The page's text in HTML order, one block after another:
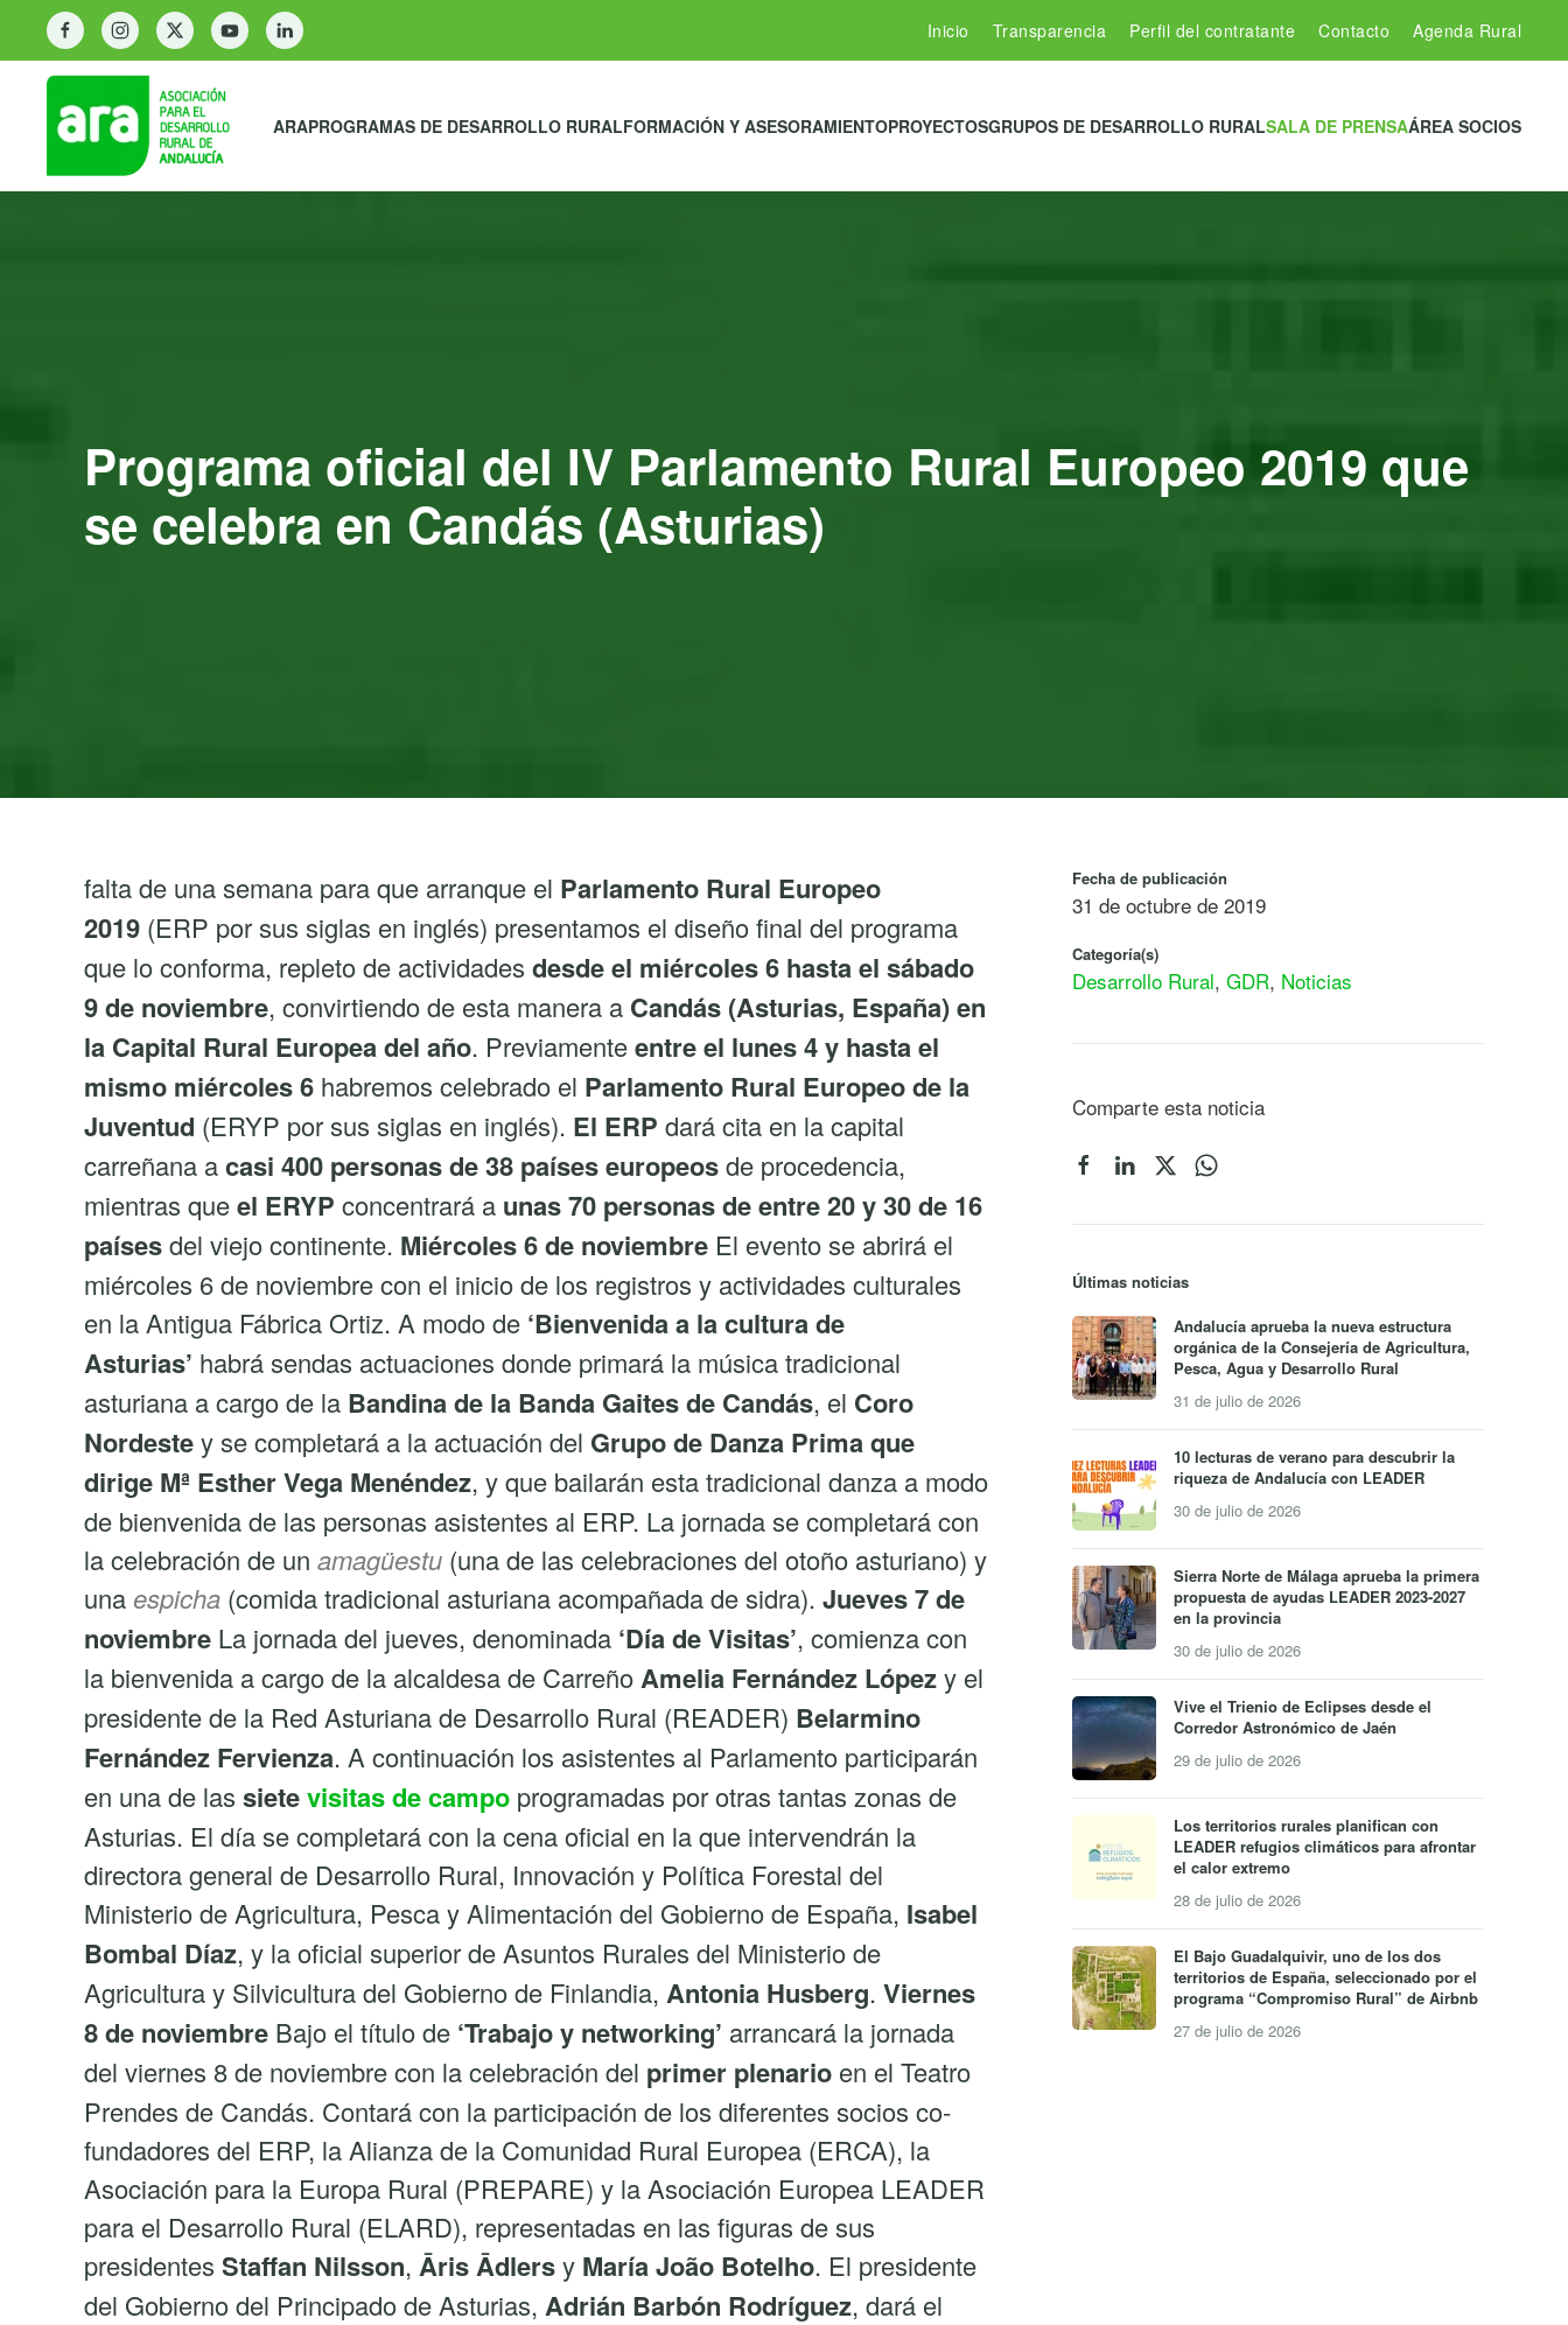
Inicio Transparencia Perfil del contratante Contacto Agenda Rural
ARAPROGRAMAS DE DESARROLLO RURALFORMACIÓN Y ASESORAMIENTOPROYECTOSGRUPOS DE DESARROLLO RURALSALA DE PRENSAÁREA SOCIOS
Programa oficial del IV Parlamento Rural Europeo 2019 que
se celebra en Candás (Asturias)
falta de una semana para que arranque el Parlamento Rural Europeo
2019 (ERP por sus siglas en inglés) presentamos el diseño final del programa
que lo conforma, repleto de actividades desde el miércoles 6 hasta el sábado
9 de noviembre, convirtiendo de esta manera a Candás (Asturias, España) en
la Capital Rural Europea del año. Previamenteentre el lunes 4 y hasta el
mismo miércoles 6 habremos celebrado el Parlamento Rural Europeo de la
Juventud (ERYP por sus siglas en inglés). El ERP dará cita en la capital
carreñana acasi 400 personas de 38 países europeosde procedencia,
mientras queel ERYP concentrará a unas 70 personas de entre 20 y 30 de 16
paísesdel viejo continente. Miércoles 6 de noviembre El evento se abrirá el
miércoles 6 de noviembre con el inicio de los registros y actividades culturales
en la Antigua Fábrica Ortiz. A modo de ‘Bienvenida a la cultura de
Asturias’ habrá sendas actuaciones donde primará la música tradicional
asturiana a cargo de la Bandina de la Banda Gaites de Candás, el Coro
Nordestey se completará a la actuación del Grupo de Danza Prima que
dirige Mª Esther Vega Menéndez, y que bailarán esta tradicional danza a modo
de bienvenida de las personas asistentes al ERP. La jornada se completará con
la celebración de un amagüestu (una de las celebraciones del otoño asturiano) y
unaespicha (comida tradicional asturiana acompañada de sidra). Jueves 7 de
noviembre La jornada del jueves, denominada ‘Día de Visitas’, comienza con
la bienvenida a cargo de la alcaldesa de CarreñoAmelia Fernández Lópezy el
presidente de la Red Asturiana de Desarrollo Rural (READER) Belarmino
Fernández Fervienza. A continuación los asistentes al Parlamento participarán
en una de las sietevisitas de campo programadas por otras tantas zonas de
Asturias. El día se completará con la cena oficial en la que intervendrán la
directora general de Desarrollo Rural, Innovación y Política Forestal del
Ministerio de Agricultura, Pesca y Alimentación del Gobierno de España, Isabel
Bombal Díaz, y la oficial superior de Asuntos Rurales del Ministerio de
Agricultura y Silvicultura del Gobierno de Finlandia, Antonia Husberg. Viernes
8 de noviembre Bajo el título de ‘Trabajo y networking’ arrancará la jornada
del viernes 8 de noviembre con la celebración del primer plenario en el Teatro
Prendes de Candás. Contará con la participación de los diferentes socios co-
fundadores del ERP, la Alianza de la Comunidad Rural Europea (ERCA), la
Asociación para la Europa Rural (PREPARE) y la Asociación Europea LEADER
para el Desarrollo Rural (ELARD), representadas en las figuras de sus
presidentes Staffan Nilsson, Āris Ādlersy María João Botelho. El presidente
del Gobierno del Principado de Asturias, Adrián Barbón Rodríguez, dará el
Fecha de publicación
31 de octubre de 2019
Categoría(s)
Desarrollo Rural, GDR, Noticias
Comparte esta noticia
Últimas noticias
Andalucía aprueba la nueva estructura
orgánica de la Consejería de Agricultura,
Pesca, Agua y Desarrollo Rural
31 de julio de 2026
10 lecturas de verano para descubrir la
riqueza de Andalucía con LEADER
30 de julio de 2026
Sierra Norte de Málaga aprueba la primera
propuesta de ayudas LEADER 2023-2027
en la provincia
30 de julio de 2026
Vive el Trienio de Eclipses desde el
Corredor Astronómico de Jaén
29 de julio de 2026
Los territorios rurales planifican con
LEADER refugios climáticos para afrontar
el calor extremo
28 de julio de 2026
El Bajo Guadalquivir, uno de los dos
territorios de España, seleccionado por el
programa “Compromiso Rural” de Airbnb
27 de julio de 2026